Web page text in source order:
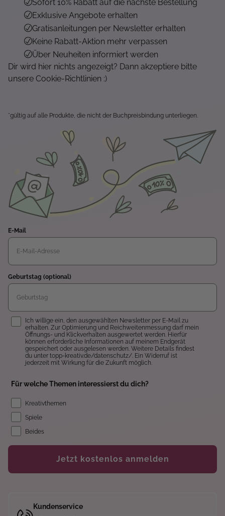
Sofort 10% Rabatt auf die nächste Bestellung
Exklusive Angebote erhalten
Gratisanleitungen per Newsletter erhalten
Keine Rabatt-Aktion mehr verpassen
Über Neuheiten informiert werden
Dir wird hier nichts angezeigt? Dann akzeptiere bitte
unsere Cookie-Richtlinien :)
*gültig auf alle Produkte, die nicht der Buchpreisbindung unterliegen.
E-Mail
Geburtstag (optional)
Einwilligung
Ich willige ein, den ausgewählten Newsletter per E-Mail zu
erhalten. Zur Optimierung und Reichweitenmessung darf mein
Öffnungs- und Klickverhalten ausgewertet werden. Hierfür
können erforderliche Informationen auf meinem Endgerät
gespeichert oder ausgelesen werden. Weitere Details findest
du unter topp-kreativ.de/datenschutz/. Ein Widerruf ist
jederzeit mit Wirkung für die Zukunft möglich.
Für welche Themen interessierst du dich?
Kreativthemen
Spiele
Beides
Jetzt kostenlos anmelden
Kundenservice